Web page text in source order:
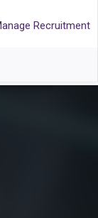
Recruitment